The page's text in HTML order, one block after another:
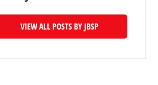
VIEW ALL POSTS BY JBSP